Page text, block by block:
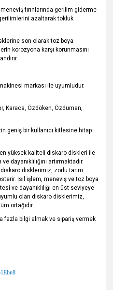
fırınlarında gerilim giderme
azaltarak tokluk
son olarak toz boya
korozyona karşı korunmasını
markası ile uyumludur.
Karaca, Özdöken, Özduman,
geniş bir kullanıcı kitlesine hitap
yüksek kaliteli diskaro diskleri ile
dayanıklılığını artırmaktadır.
diskaro disklerimiz, zorlu tarım
Isıl işlem, meneviş ve toz boya
ve dayanıklılığı en üst seviyeye
olan diskaro disklerimiz,
ortağıdır.
fazla bilgi almak ve sipariş vermek